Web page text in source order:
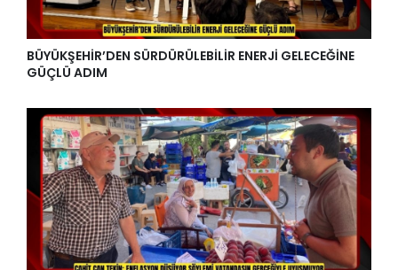
BÜYÜKŞEHİR’DEN SÜRDÜRÜLEBİLİR ENERJİ GELECEĞİNE
GÜÇLÜ ADIM